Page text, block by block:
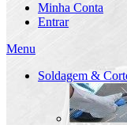
Minha Conta
Entrar
Menu
Soldagem &